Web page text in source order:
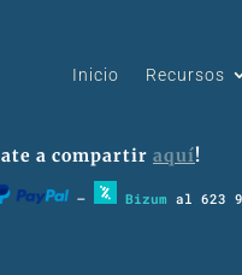
Inicio Recursos
a compartir aquí!
– Bizum al 623